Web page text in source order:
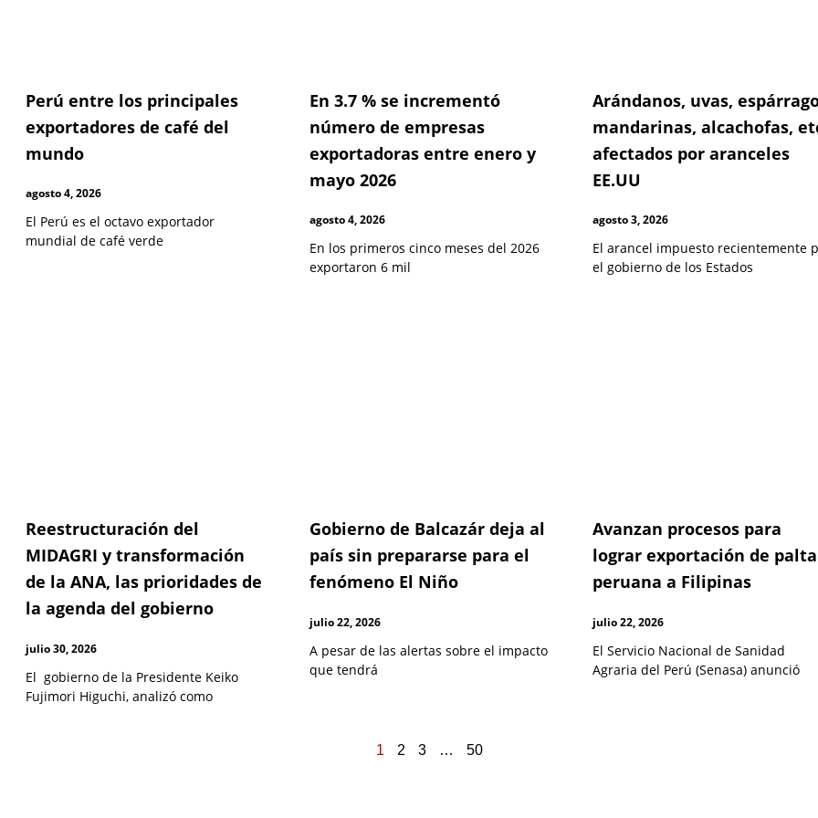
Perú entre los principales
exportadores de café del
mundo
agosto 4, 2026
El Perú es el octavo exportador
mundial de café verde
En 3.7 % se incrementó
número de empresas
exportadoras entre enero y
mayo 2026
agosto 4, 2026
En los primeros cinco meses del 2026
exportaron 6 mil
Arándanos, uvas,
mandarinas, alcachofas,
afectados por aranceles
EE.UU
agosto 3, 2026
El arancel impuesto recientemente
el gobierno de los Estados
Reestructuración del
MIDAGRI y transformación
de la ANA, las prioridades de
la agenda del gobierno
julio 30, 2026
El gobierno de la Presidente Keiko
Fujimori Higuchi, analizó como
Gobierno de Balcazár deja al
país sin prepararse para el
fenómeno El Niño
julio 22, 2026
A pesar de las alertas sobre el impacto
que tendrá
Avanzan procesos para
lograr exportación de palta
peruana a Filipinas
julio 22, 2026
El Servicio Nacional de Sanidad
Agraria del Perú (Senasa) anunció
1 2 3 … 50